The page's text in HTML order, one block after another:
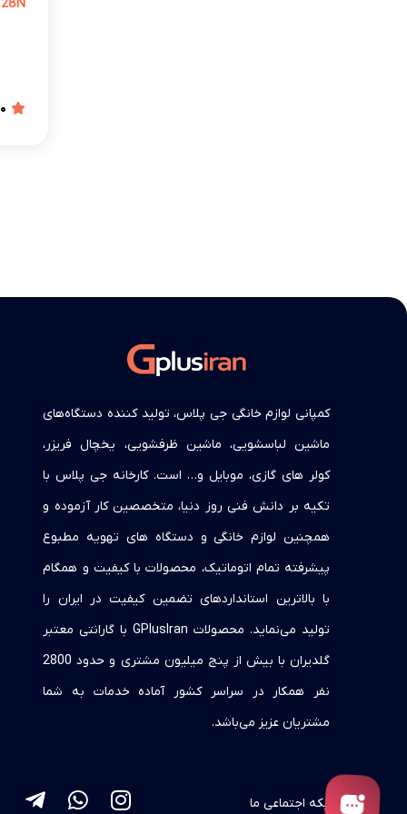
کمپانی لوازم خانگی جی پلاس، تولید کننده دستگاه‌های
ماشین لباسشویی، ماشین ظرفشویی، یخچال فریزر،
کولر های گازی، موبایل و… است. کارخانه جی پلاس با
تکیه بر دانش فنی روز دنیا، متخصصین کار آزموده و
همچنین لوازم خانگی و دستگاه های تهویه مطبوع
پیشرفته تمام اتوماتیک، محصولات با کیفیت و همگام
با بالاترین استانداردهای تضمین کیفیت در ایران را
تولید می‌نماید. محصولات GPlusIran با گارانتی معتبر
گلدیران با بیش از پنج میلیون مشتری و حدود 2800
نفر همکار در سراسر کشور آماده خدمات به شما
مشتریان عزیز می‌باشد.
شبکه اجتماعی ما